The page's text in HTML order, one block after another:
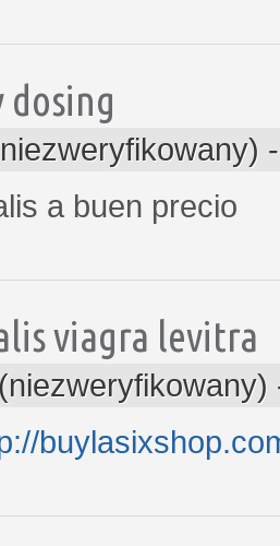
dosing
a buen precio
viagra levitra